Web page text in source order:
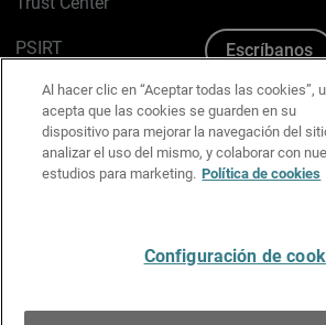
PSIRT
Política de cookies
Política de privacidad
Kit de medios y marca
Escríbanos
Al hacer clic en “Aceptar todas las cookies”,
acepta que las cookies se guarden en su
dispositivo para mejorar la navegación del
analizar el uso del mismo, y colaborar con
estudios para marketing. Política de cookies
Configuración de